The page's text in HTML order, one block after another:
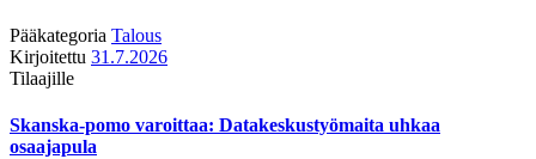
Pääkategoria Talous
Kirjoitettu 31.7.2026
Tilaajille
Skanska-pomo varoittaa: Datakeskustyömaita uhkaa
osaajapula